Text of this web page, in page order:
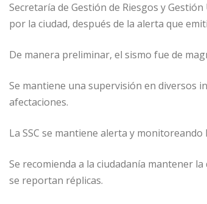
Secretaría de Gestión de Riesgos y
por la ciudad, después de la alerta que
De manera preliminar, el sismo fue de
Se mantiene una supervisión en diversos
afectaciones.
La SSC se mantiene alerta y
Se recomienda a la ciudadanía mantener
se reportan réplicas.